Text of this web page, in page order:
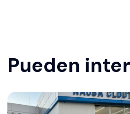
Pueden